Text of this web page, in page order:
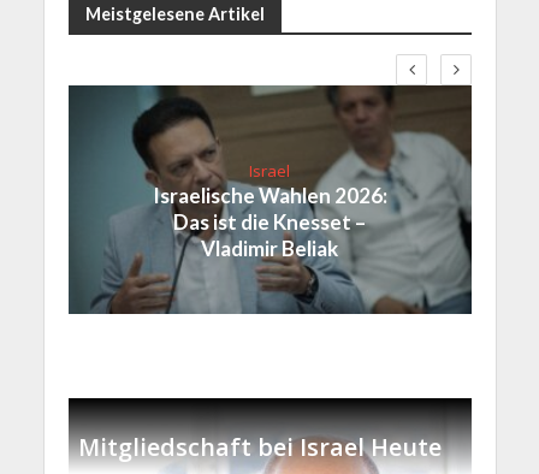
Meistgelesene Artikel
Israel
Israelische Wahlen 2026:
Das ist die Knesset –
Vladimir Beliak
Mitgliedschaft bei Israel Heute